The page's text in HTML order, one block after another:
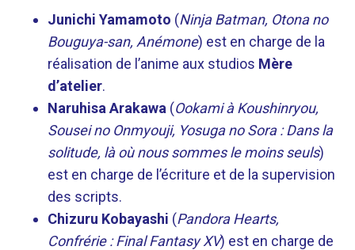
Junichi Yamamoto (Ninja Batman, Otona no
Bouguya-san, Anémone) est en charge de la
réalisation de l’anime aux studios Mère
d’atelier.
Naruhisa Arakawa (Ookami à Koushinryou,
Sousei no Onmyouji, Yosuga no Sora : Dans la
solitude, là où nous sommes le moins seuls)
est en charge de l’écriture et de la supervision
des scripts.
Chizuru Kobayashi (Pandora Hearts,
Confrérie : Final Fantasy XV) est en charge de